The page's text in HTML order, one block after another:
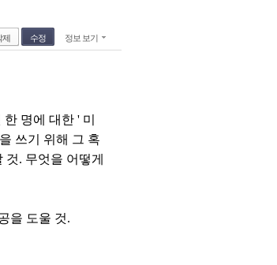
제 수정 정보 보기
명에 대한 ' 미
쓰기 위해 그 혹
. 무엇을 어떻게
을 도울 것.